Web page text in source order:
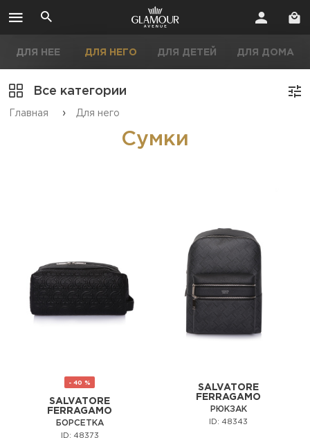
ДЛЯ НЕЕ ДЛЯ НЕГО ДЛЯ ДЕТЕЙ ДЛЯ ДОМА
Все категории
Главная › Для него
Сумки
- 40 %
SALVATORE
FERRAGAMO
БОРСЕТКА
ID: 48373
SALVATORE
FERRAGAMO
РЮКЗАК
ID: 48343